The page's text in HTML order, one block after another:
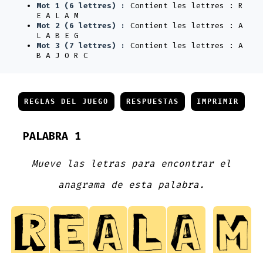
Mot 1 (6 lettres) :
Contient les lettres : R
E A L A M
Mot 2 (6 lettres) :
Contient les lettres : A
L A B E G
Mot 3 (7 lettres) :
Contient les lettres : A
B A J O R C
REGLAS DEL JUEGO RESPUESTAS IMPRIMIR
PALABRA 1
Mueve las letras para encontrar el
anagrama de esta palabra.